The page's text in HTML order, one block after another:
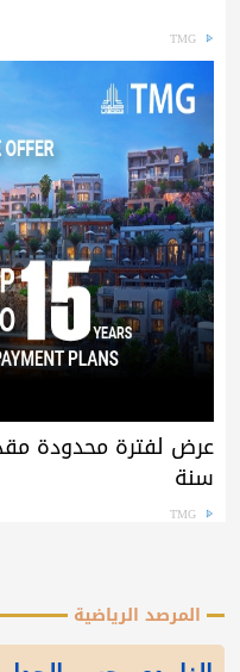
TMG
سنة
TMG
المرصد الرياضية